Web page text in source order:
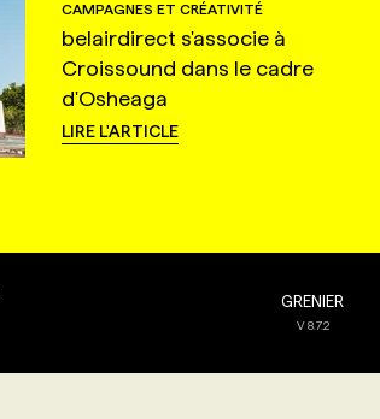
CAMPAGNES ET CRÉATIVITÉ
belairdirect s'associe à
Croissound dans le cadre
d'Osheaga
LIRE L'ARTICLE
GRENIER
V8.7.2